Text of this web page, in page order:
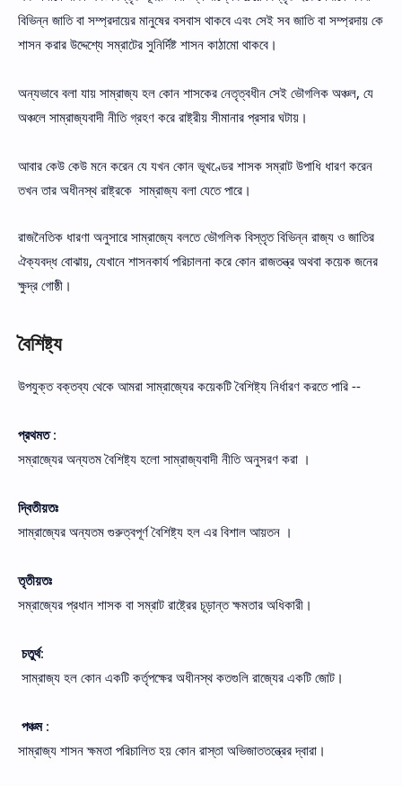
বিভিন্ন জাতি বা সম্প্রদায়ের মানুষের বসবাস থাকবে এবং সেই সব জাতি বা সম্প্রদায় কে
শাসন করার উদ্দেশ্যে সম্রাটের সুনির্দিষ্ট শাসন কাঠামো থাকবে।
অন্যভাবে বলা যায় সাম্রাজ্য হল কোন শাসকের নেতৃত্বধীন সেই ভৌগলিক অঞ্চল, যে
অঞ্চলে সাম্রাজ্যবাদী নীতি গ্রহণ করে রাষ্ট্রীয় সীমানার প্রসার ঘটায়।
আবার কেউ কেউ মনে করেন যে যখন কোন ভূখণ্ডের শাসক সম্রাট উপাধি ধারণ করেন
তখন তার অধীনস্থ রাষ্ট্রকে সাম্রাজ্য বলা যেতে পারে।
রাজনৈতিক ধারণা অনুসারে সাম্রাজ্যে বলতে ভৌগলিক বিস্তৃত বিভিন্ন রাজ্য ও জাতির
ঐক্যবদ্ধ বোঝায়, যেখানে শাসনকার্য পরিচালনা করে কোন রাজতন্ত্র অথবা কয়েক জনের
ক্ষুদ্র গোষ্ঠী।
বৈশিষ্ট্য
উপযুক্ত বক্তব্য থেকে আমরা সাম্রাজ্যের কয়েকটি বৈশিষ্ট্য নির্ধারণ করতে পারি --
প্রথমত:
সম্রাজ্যের অন্যতম বৈশিষ্ট্য হলো সাম্রাজ্যবাদী নীতি অনুসরণ করা ।
দ্বিতীয়তঃ
সাম্রাজ্যের অন্যতম গুরুত্বপূর্ণ বৈশিষ্ট্য হল এর বিশাল আয়তন ।
তৃতীয়তঃ
সম্রাজ্যের প্রধান শাসক বা সম্রাট রাষ্ট্রের চূড়ান্ত ক্ষমতার অধিকারী।
চতুর্থ:
সাম্রাজ্য হল কোন একটি কর্তৃপক্ষের অধীনস্থ কতগুলি রাজ্যের একটি জোট।
পঞ্চম:
সাম্রাজ্য শাসন ক্ষমতা পরিচালিত হয় কোন রাস্তা অভিজাততন্ত্রের দ্বারা।